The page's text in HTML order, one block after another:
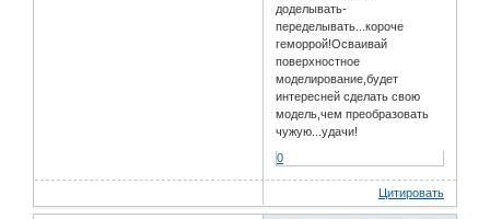
доделывать-
переделывать...короче
геморрой!Осваивай
поверхностное
моделирование,будет
интересней сделать свою
модель,чем преобразовать
чужую...удачи!
0
Цитировать